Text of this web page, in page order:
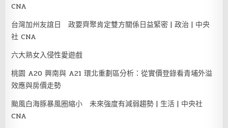
CNA
台灣加州友誼日 政要齊聚肯定雙方關係日益緊密 | 政治 | 中央
社 CNA
六大熟女入侵性愛遊戲
桃園 A20 興南與 A21 環北重劃區分析：從實價登錄看青埔外溢
效應與房價走勢
颱風白海豚暴風圈縮小 未來強度有減弱趨勢 | 生活 | 中央社
CNA